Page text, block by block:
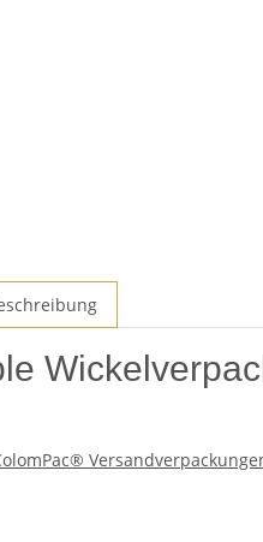
in der Größe 271 x 165
Wert auf sicheren und
und professionell